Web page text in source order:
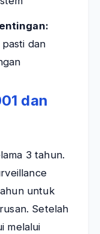
dan
dan
3 tahun.
untuk
Setelah
melalui